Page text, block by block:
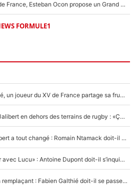
Comme pour le final du Tour de France, Esteban Ocon propose un Grand Prix de Formule 1 à Paris : «Autour de l’Arc de Triomphe, ce serait génial» !
FORMULE1
Mis de côté par Fabien Galthié, un joueur du XV de France partage sa frustration : «ils ne me l’ont pas dit tout de suite»
La raison d'être de Matthieu Jalibert en dehors des terrains de rugby : «Ça m'atteint autant que si tu touches à un membre de ma famille»
XV de France - Matthieu Jalibert a tout changé : Romain Ntamack doit-il s’inquiéter pour sa place à un an de la Coupe du monde ?
«Le XV de France est meilleur avec Lucu» : Antoine Dupont doit-il s’inquiéter pour sa place ?
Le XV de France a trouvé son remplaçant : Fabien Galthié doit-il se passer d'Antoine Dupont ?